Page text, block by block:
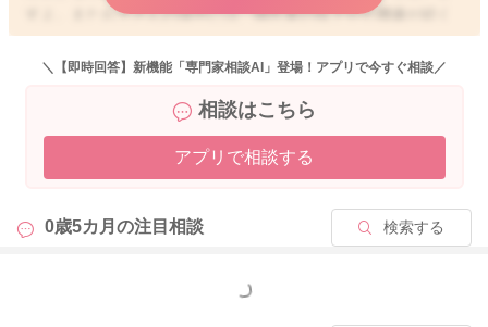
すよ。またお子さんの場合には、哺乳量の低下や不機嫌が続く
なども体調不良の指標になることがありますよ。もし普段と何
となくご様子が違うと思われることがあれば、まずは救急相談
②授乳中のため自分は薬を飲まずに過ごしていますが(体感はし
薬を飲むべきか、飲む場合はどんな薬をどのタイミングで飲め
ばいいか
してはいけないことになっています。お役に立たず申し訳あり
＼【即時回答】新機能「専門家相談AI」登場！アプリで今すぐ相談／
相談はこちら
アプリで相談する
0歳5カ月の注目相談 検索する
もっと見る